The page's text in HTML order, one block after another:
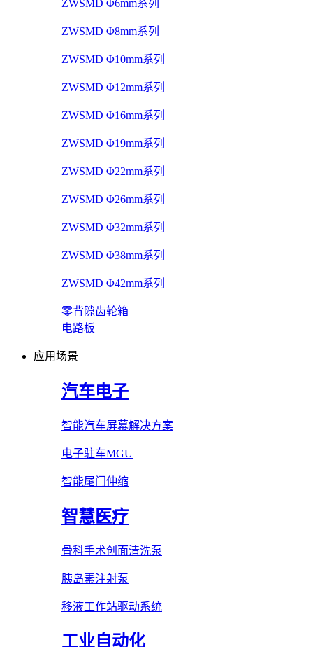
ZWSMD Φ6mm系列
ZWSMD Φ8mm系列
ZWSMD Φ10mm系列
ZWSMD Φ12mm系列
ZWSMD Φ16mm系列
ZWSMD Φ19mm系列
ZWSMD Φ22mm系列
ZWSMD Φ26mm系列
ZWSMD Φ32mm系列
ZWSMD Φ38mm系列
ZWSMD Φ42mm系列
零背隙齿轮箱
电路板
应用场景
汽车电子
智能汽车屏幕解决方案
电子驻车MGU
智能尾门伸缩
智慧医疗
骨科手术创面清洗泵
胰岛素注射泵
移液工作站驱动系统
工业自动化